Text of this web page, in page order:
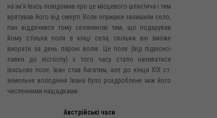
на ім'я Івась повідомив про це місцевого шляхтича і тим
врятував його від смерті. Коли опришки залишили село,
пан віддячився тому селянинові тим, що подарував
йому стільки поля в кінці села, скільки він зможе
виорати за день парою волів. Це поле (від підвісної
лавки до лісгоспу) з того часу стало називатися
Івасьове поле. Іван став багатим, але до кінця XIX ст.
земельне володіння Івана було роздроблене між його
численними нащадками.
Австрійські часи